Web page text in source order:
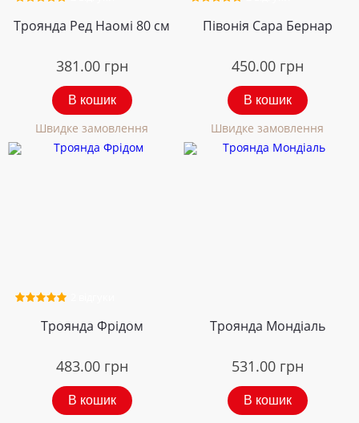
Троянда Ред Наомі 80 см
381.00 грн
В кошик
Швидке замовлення
Півонія Сара Бернар
450.00 грн
В кошик
Швидке замовлення
Троянда Фрідом
483.00 грн
В кошик
Троянда Мондіаль
531.00 грн
В кошик